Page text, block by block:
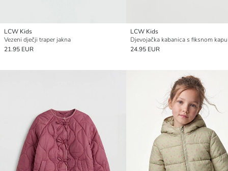
LCW Kids
Vezeni dječji traper jakna
21.95 EUR
LCW Kids
Djevojačka kabanica s fiksnom
24.95 EUR